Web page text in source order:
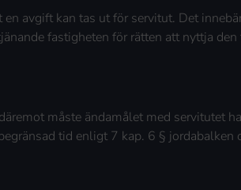
avgift kan tas ut för servitut. Det
fastigheten för rätten att nyttja den
måste ändamålet med servitutet
tid enligt 7 kap. 6 § jordabalken